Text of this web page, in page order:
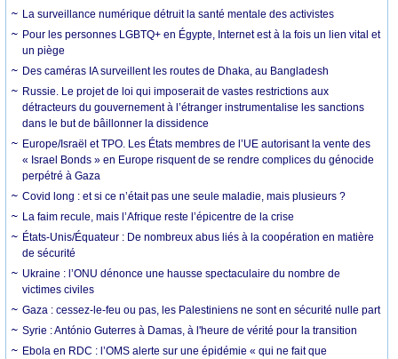
La surveillance numérique détruit la santé mentale des activistes
Pour les personnes LGBTQ+ en Égypte, Internet est à la fois un lien vital et
un piège
Des caméras IA surveillent les routes de Dhaka, au Bangladesh
Russie. Le projet de loi qui imposerait de vastes restrictions aux
détracteurs du gouvernement à l’étranger instrumentalise les sanctions
dans le but de bâillonner la dissidence
Europe/Israël et TPO. Les États membres de l’UE autorisant la vente des
« Israel Bonds » en Europe risquent de se rendre complices du génocide
perpétré à Gaza
Covid long : et si ce n’était pas une seule maladie, mais plusieurs ?
La faim recule, mais l’Afrique reste l’épicentre de la crise
États-Unis/Équateur : De nombreux abus liés à la coopération en matière
de sécurité
Ukraine : l’ONU dénonce une hausse spectaculaire du nombre de
victimes civiles
Gaza : cessez-le-feu ou pas, les Palestiniens ne sont en sécurité nulle part
Syrie : António Guterres à Damas, à l'heure de vérité pour la transition
Ebola en RDC : l’OMS alerte sur une épidémie « qui ne fait que